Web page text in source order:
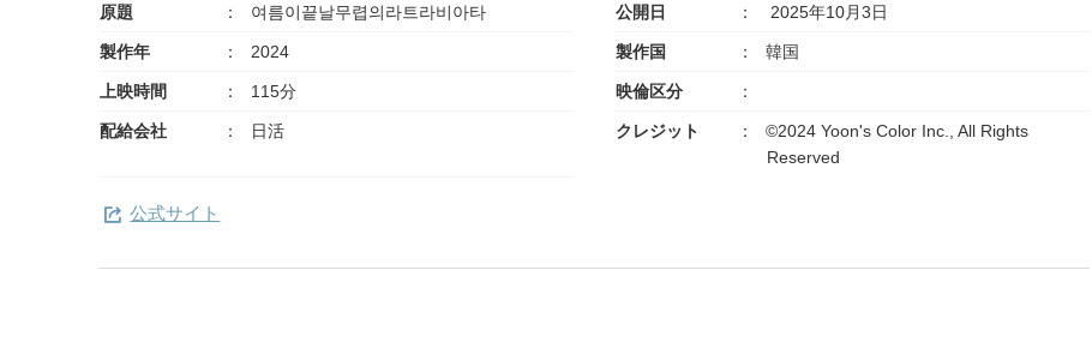
原題 여름이끝날무렵의라트라비아타 公開日 2025年10月3日
製作年 2024 製作国 韓国
上映時間 115分 映倫区分
配給会社 日活 クレジット
©2024 Yoon's Color Inc., All Rights
Reserved
公式サイト